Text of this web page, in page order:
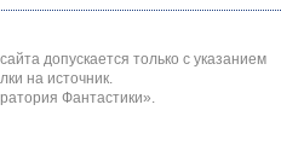
допускается только с указанием
на источник.
Фантастики».